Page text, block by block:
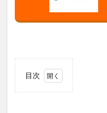
目次